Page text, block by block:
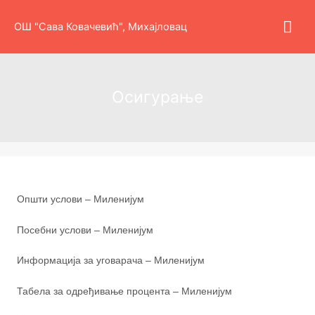
ОШ "Сава Ковачевић", Михајловац
Општи услови – Миленијум
Посебни услови – Миленијум
Информација за уговарача – Миленијум
Табела за одређивање процента – Миленијум